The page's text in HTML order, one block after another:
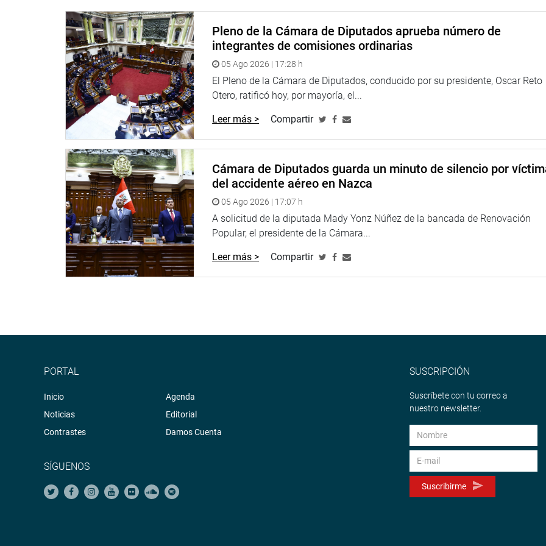
iniciativa legislativa y que su aprobación atentaría contra la libertad de empresa, porque estipula un único
sistema de crianza de las aves de corral, aumenta considerablemente el costos de producción actual.
Asimismo, los integrantes de la comisión aprobaron por unanimidad, el dictamen de inhibición recaído en el
Proyecto de Ley 3017/2022-CR, que plantea modificar el artículo 2 de la Ley de Promoción del Mercado de
Biocombustibles, el cual precisa la definición conceptual de biocombustibles, porque se identificó que la materia
abordada se encuentra fuera de las competencias del grupo de trabajo.
OFICINA DE COMUNICACIONES
Pleno de la Cámara de Diputados aprueba número de
integrantes de comisiones ordinarias
05 Ago 2026 | 17:28 h
El Pleno de la Cámara de Diputados, conducido por su presidente, Oscar Reto
Otero, ratificó hoy, por mayoría, el...
Leer más > Compartir
Cámara de Diputados guarda un minuto de silencio por
del accidente aéreo en Nazca
05 Ago 2026 | 17:07 h
A solicitud de la diputada Mady Yonz Núñez de la bancada de Renovación
Popular, el presidente de la Cámara...
Leer más > Compartir
PORTAL
Inicio
Noticias
Contrastes
Agenda
Editorial
Damos Cuenta
SÍGUENOS
SUSCRIPCIÓN
Suscríbete con tu correo a
nuestro newsletter.
Suscribirme